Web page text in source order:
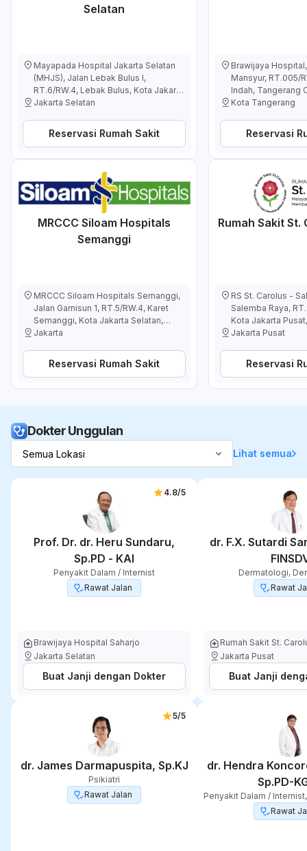
Selatan
Mayapada Hospital Jakarta Selatan
(MHJS), Jalan Lebak Bulus I,
RT.6/RW.4, Lebak Bulus, Kota Jakarta
Selatan, Daerah Khusus Ibukota
Jakarta Selatan
Reservasi Rumah Sakit
MRCCC Siloam Hospitals
Semanggi
MRCCC Siloam Hospitals Semanggi,
Jalan Garnisun 1, RT.5/RW.4, Karet
Semanggi, Kota Jakarta Selatan,
Daerah Khusus Ibukota Jakarta,
Jakarta
Reservasi Rumah Sakit
Brawijaya
Mansyur, RT.005/
Indah, Tangerang
Indonesia
Kota Tangerang
Reservasi
Rumah Sakit St.
RS St. Carolus -
Salemba Raya,
Kota Jakarta
Ibukota Jakarta,
Jakarta Pusat
Reservasi
Dokter Unggulan
Lihat semua
Prof. Dr. dr. Heru Sundaru,
Sp.PD - KAI
Penyakit Dalam / Internist
Rawat Jalan
Brawijaya Hospital Saharjo
Jakarta Selatan
Buat Janji dengan Dokter
4.8/5
dr. James Darmapuspita, Sp.KJ
Psikiatri
Rawat Jalan
5/5
dr. F.X. Sutardi
Dermatologi,
Rawat
Rumah Sakit St.
Jakarta Pusat
Buat Janji
dr. Hendra
Sp.PD-
Penyakit Dalam /
Rawat